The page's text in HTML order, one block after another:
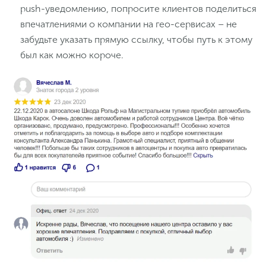
push-уведомлению, попросите клиентов поделиться
впечатлениями о компании на гео-сервисах – не
забудьте указать прямую ссылку, чтобы путь к этому
был как можно короче.